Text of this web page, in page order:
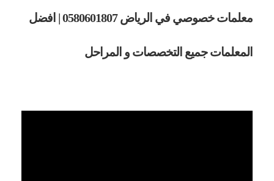
معلمات خصوصي في الرياض0580601807| افضل
المعلمات جميع التخصصات و المراحل